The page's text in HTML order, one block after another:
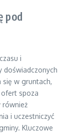
pod
i
doświadczonych
się w gruntach,
spoza
również
i uczestniczyć
Kluczowe